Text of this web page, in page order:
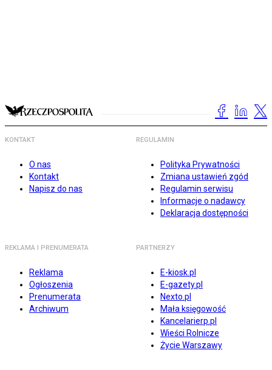
KONTAKT
O nas
Kontakt
Napisz do nas
REGULAMIN
Polityka Prywatności
Zmiana ustawień zgód
Regulamin serwisu
Informacje o nadawcy
Deklaracja dostępności
REKLAMA I PRENUMERATA
Reklama
Ogłoszenia
Prenumerata
Archiwum
PARTNERZY
E-kiosk.pl
E-gazety.pl
Nexto.pl
Mała księgowość
Kancelarierp.pl
Wieści Rolnicze
Życie Warszawy